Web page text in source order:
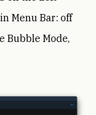
Menu Bar: off
Bubble Mode,